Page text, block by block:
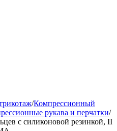
/Компрессионный
рукава и перчатки/
с силиконовой резинкой, II